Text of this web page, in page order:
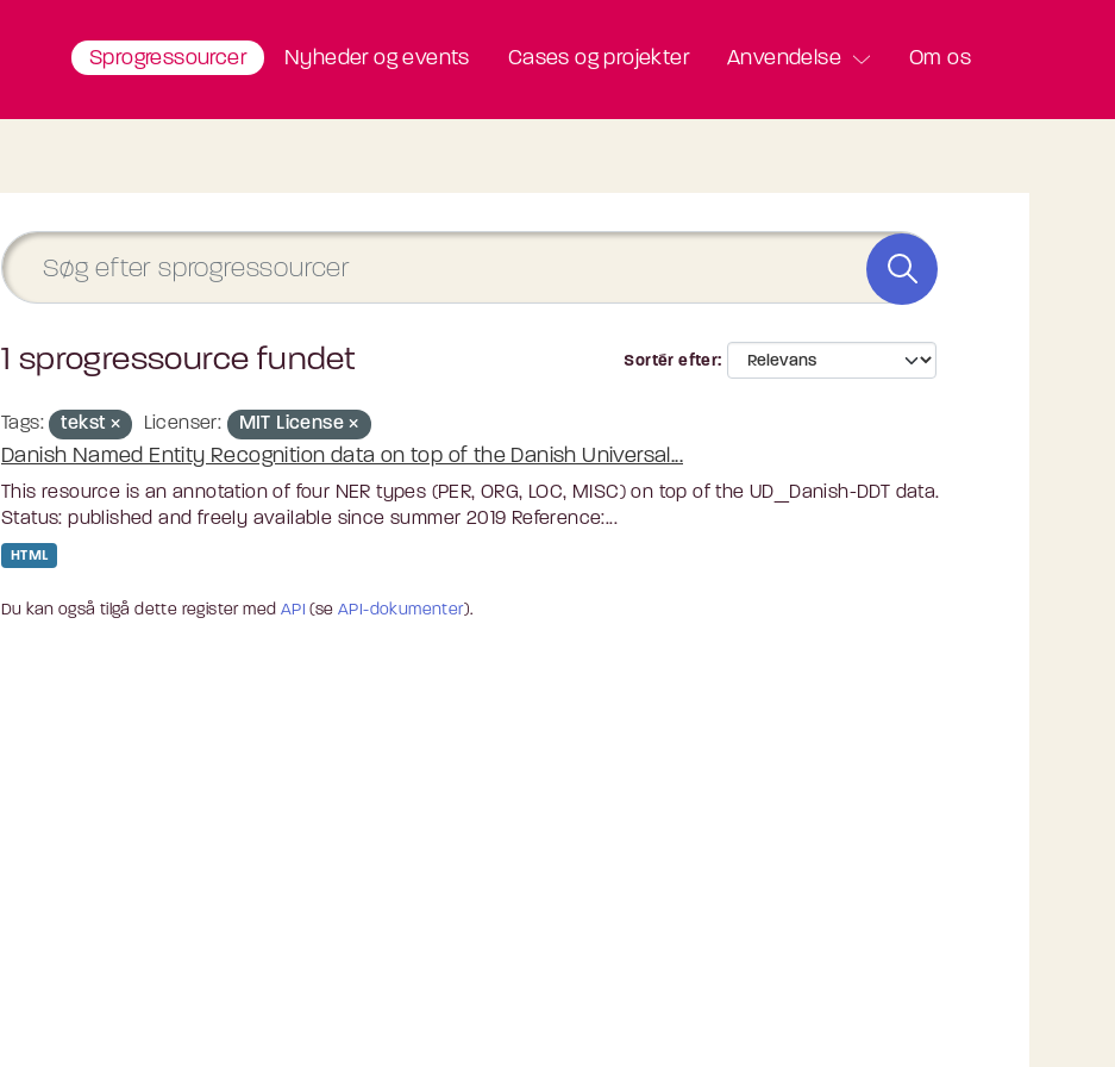
Sprogressourcer Nyheder og events Cases og projekter Anvendelse Om os
Sortér efter
1 sprogressource fundet
Tags: tekst Licenser: MIT License
Danish Named Entity Recognition data on top of the Danish Universal...
This resource is an annotation of four NER types (PER, ORG, LOC, MISC) on top of the UD_Danish-DDT data.
Status: published and freely available since summer 2019 Reference:...
HTML
Du kan også tilgå dette register med API (seAPI-dokumenter).